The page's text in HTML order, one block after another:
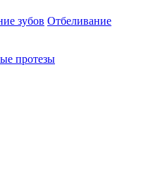
зубов Отбеливание
протезы